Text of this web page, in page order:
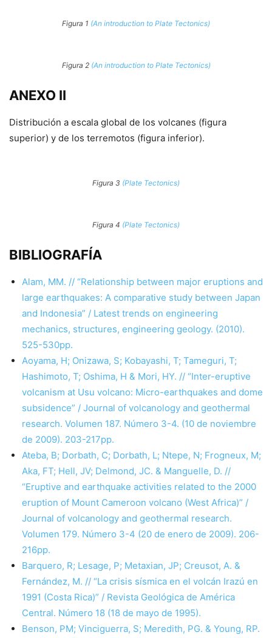
Figura 1 (An introduction to Plate Tectonics)
Figura 2 (An introduction to Plate Tectonics)
ANEXO II
Distribución a escala global de los volcanes (figura
superior) y de los terremotos (figura inferior).
Figura 3 (Plate Tectonics)
Figura 4 (Plate Tectonics)
BIBLIOGRAFÍA
Alam, MM. // “Relationship between major eruptions and
large earthquakes: A comparative study between Japan
and Indonesia” / Latest trends on engineering
mechanics, structures, engineering geology. (2010).
525-530pp.
Aoyama, H; Onizawa, S; Kobayashi, T; Tameguri, T;
Hashimoto, T; Oshima, H & Mori, HY. // “Inter-eruptive
volcanism at Usu volcano: Micro-earthquakes and dome
subsidence” / Journal of volcanology and geothermal
research. Volumen 187. Número 3-4. (10 de noviembre
de 2009). 203-217pp.
Ateba, B; Dorbath, C; Dorbath, L; Ntepe, N; Frogneux, M;
Aka, FT; Hell, JV; Delmond, JC. & Manguelle, D. //
“Eruptive and earthquake activities related to the 2000
eruption of Mount Cameroon volcano (West Africa)” /
Journal of volcanology and geothermal research.
Volumen 179. Número 3-4 (20 de enero de 2009). 206-
216pp.
Barquero, R; Lesage, P; Metaxian, JP; Creusot, A. &
Fernández, M. // “La crisis sísmica en el volcán Irazú en
1991 (Costa Rica)” / Revista Geológica de América
Central. Número 18 (18 de mayo de 1995).
Benson, PM; Vinciguerra, S; Meredith, PG. & Young, RP.